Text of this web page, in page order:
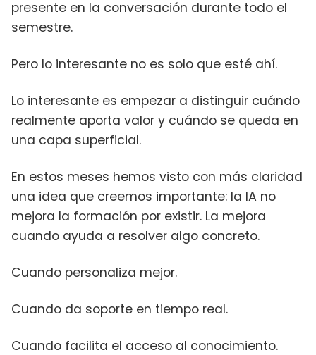
presente en la conversación durante todo el
semestre.
Pero lo interesante no es solo que esté ahí.
Lo interesante es empezar a distinguir cuándo
realmente aporta valor y cuándo se queda en
una capa superficial.
En estos meses hemos visto con más claridad
una idea que creemos importante: la IA no
mejora la formación por existir. La mejora
cuando ayuda a resolver algo concreto.
Cuando personaliza mejor.
Cuando da soporte en tiempo real.
Cuando facilita el acceso al conocimiento.